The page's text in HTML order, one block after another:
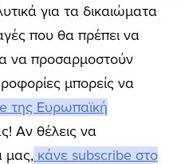
για τα δικαιώματα
που θα πρέπει να
να προσαρμοστούν
μπορείς να
της Ευρωπαϊκή
Αν θέλεις να
μας, κάνε subscribe στο